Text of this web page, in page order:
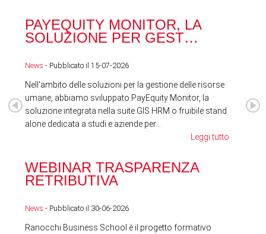
PAYEQUITY MONITOR, LA
SOLUZIONE PER GEST…
News - Pubblicato il 15-07-2026
Nell'ambito delle soluzioni per la gestione delle risorse
umane, abbiamo sviluppato PayEquity Monitor, la
soluzione integrata nella suite GIS HRM o fruibile stand
alone dedicata a studi e aziende per...
Leggi tutto
WEBINAR TRASPARENZA
RETRIBUTIVA
News - Pubblicato il 30-06-2026
Ranocchi Business School è il progetto formativo